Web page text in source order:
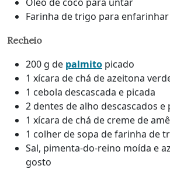
Farinha de trigo para enfarinhar
Recheio
200 g de palmito picado
1 xícara de chá de azeitona
1 cebola descascada e picada
2 dentes de alho descascados e
1 xícara de chá de creme de
1 colher de sopa de farinha de
Sal, pimenta-do-reino moída e
gosto